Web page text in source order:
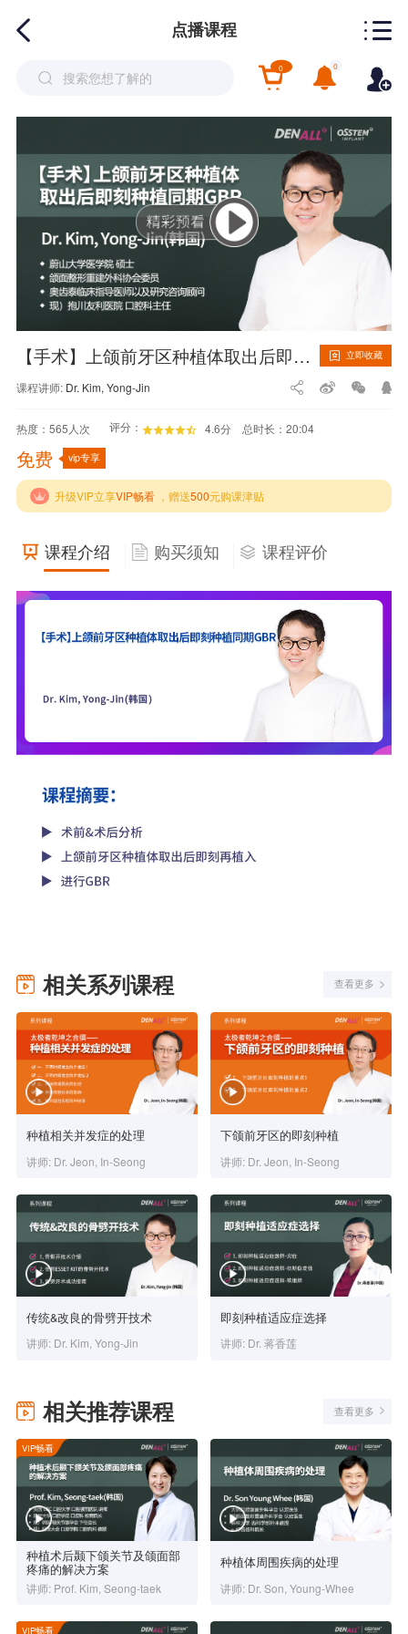
点播课程
0 0
【手术】上颌前牙区种植体取出后即刻种植同期GBR 立即收藏
课程讲师: Dr. Kim, Yong-Jin
热度： 565 人次 评分： 4.6分 总时长：20:04
免费 vip专享
升级VIP立享VIP畅看，赠送500元购课津贴
课程介绍 购买须知 课程评价
相关系列课程 查看更多
种植相关并发症的处理
讲师: Dr. Jeon, In-Seong
下颌前牙区的即刻种植
讲师: Dr. Jeon, In-Seong
传统&改良的骨劈开技术
讲师: Dr. Kim, Yong-Jin
即刻种植适应症选择
讲师: Dr. 蒋香莲
相关推荐课程 查看更多
VIP畅看
种植术后颞下颌关节及颌面部
疼痛的解决方案
讲师: Prof. Kim, Seong-taek
种植体周围疾病的处理
讲师: Dr. Son, Young-Whee
VIP畅看